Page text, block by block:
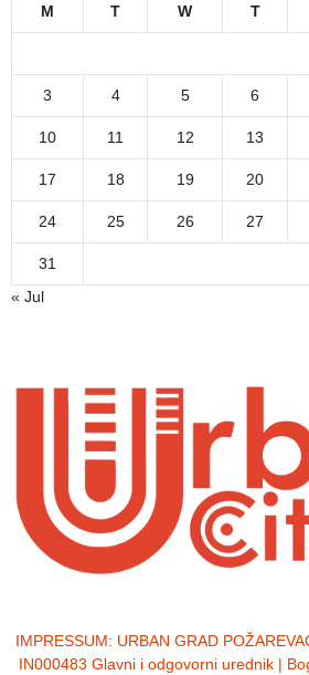
M T W T
3 4 5 6
10 11 12 13
17 18 19 20
24 25 26 27
31
« Jul
IMPRESSUM: URBAN GRAD
IN000483 Glavni i odgovorni urednik |